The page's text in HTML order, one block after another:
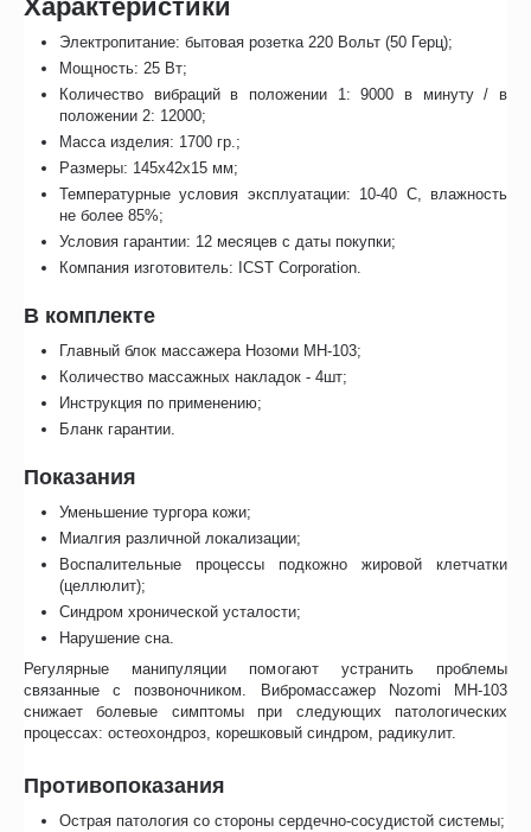
Характеристики
Электропитание: бытовая розетка 220 Вольт (50 Герц);
Мощность: 25 Вт;
Количество вибраций в положении 1: 9000 в минуту / в
положении 2: 12000;
Масса изделия: 1700 гр.;
Размеры: 145х42х15 мм;
Температурные условия эксплуатации: 10-40 C, влажность
не более 85%;
Условия гарантии: 12 месяцев с даты покупки;
Компания изготовитель: ICST Corporation.
В комплекте
Главный блок массажера Нозоми МН-103;
Количество массажных накладок - 4шт;
Инструкция по применению;
Бланк гарантии.
Показания
Уменьшение тургора кожи;
Миалгия различной локализации;
Воспалительные процессы подкожно жировой клетчатки
(целлюлит);
Синдром хронической усталости;
Нарушение сна.
Регулярные манипуляции помогают устранить проблемы
связанные с позвоночником. Вибромассажер Nozomi MH-103
снижает болевые симптомы при следующих патологических
процессах: остеохондроз, корешковый синдром, радикулит.
Противопоказания
Острая патология со стороны сердечно-сосудистой системы;